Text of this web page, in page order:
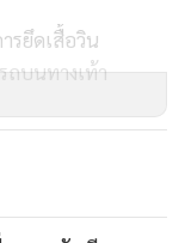
รยึดเสื้อวิน
ถบนทางเท้า
บนทางเท้า